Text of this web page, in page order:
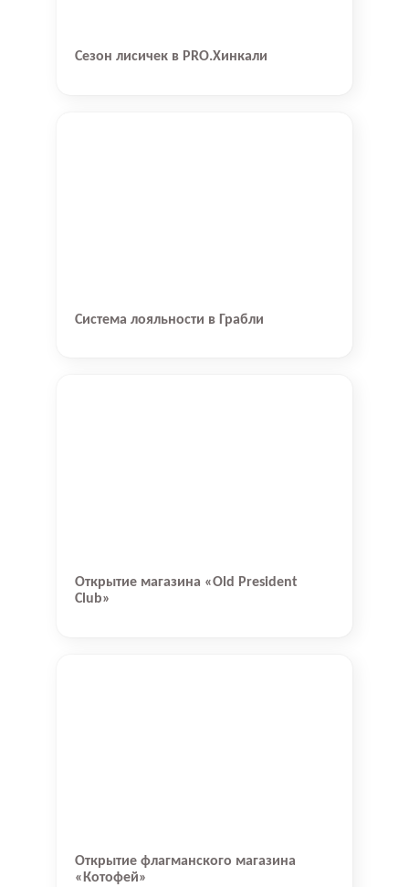
Сезон лисичек в PRO.Хинкали
Система лояльности в Грабли
Открытие магазина «Old President
Club»
Открытие флагманского магазина
«Котофей»